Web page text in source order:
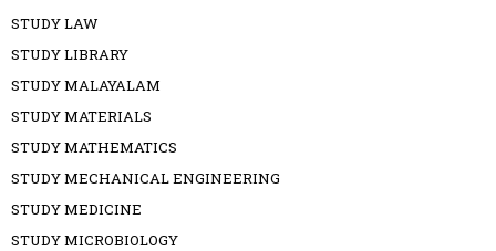
STUDY LAW
STUDY LIBRARY
STUDY MALAYALAM
STUDY MATERIALS
STUDY MATHEMATICS
STUDY MECHANICAL ENGINEERING
STUDY MEDICINE
STUDY MICROBIOLOGY